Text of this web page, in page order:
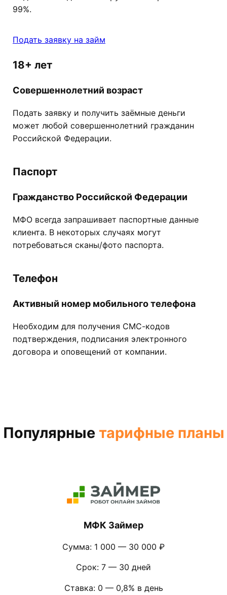
99%.
Подать заявку на займ
18+ лет
Совершеннолетний возраст
Подать заявку и получить заёмные деньги
может любой совершеннолетний гражданин
Российской Федерации.
Паспорт
Гражданство Российской Федерации
МФО всегда запрашивает паспортные данные
клиента. В некоторых случаях могут
потребоваться сканы/фото паспорта.
Телефон
Активный номер мобильного телефона
Необходим для получения СМС-кодов
подтверждения, подписания электронного
договора и оповещений от компании.
Популярные тарифные планы
МФК Займер
Сумма: 1 000 — 30 000 ₽
Срок: 7 — 30 дней
Ставка: 0 — 0,8% в день